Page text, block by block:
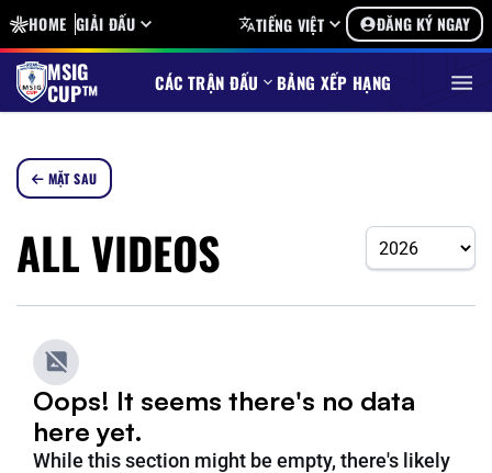
HOME GIẢI ĐẤU TIẾNG VIỆT ĐĂNG KÝ NGAY
MSIG
CUP™ CÁC TRẬN ĐẤU BẢNG XẾP HẠNG
MẶT SAU
ALL VIDEOS
Oops! It seems there's no data
here yet.
While this section might be empty, there's likely